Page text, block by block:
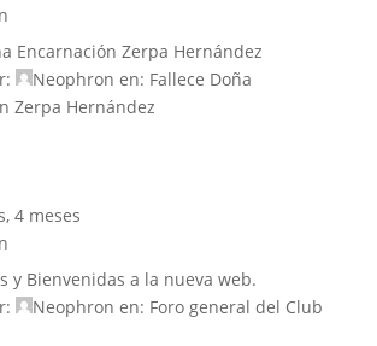
Encarnación Zerpa Hernández
Neophron en: Fallece Doña
Zerpa Hernández
4 meses
y Bienvenidas a la nueva web.
Neophron en: Foro general del Club